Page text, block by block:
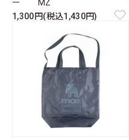
ー MZ
1,300円(税込1,430円)